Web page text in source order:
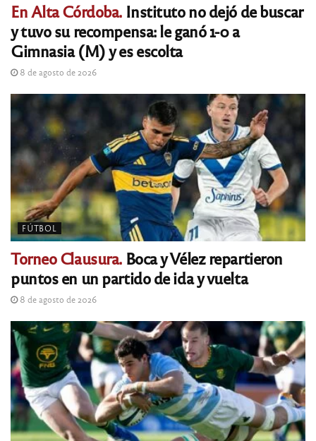
En Alta Córdoba.Instituto no dejó de buscar
y tuvo su recompensa: le ganó 1-0 a
Gimnasia (M) y es escolta
8 de agosto de 2026
FÚTBOL
Torneo Clausura.Boca y Vélez repartieron
puntos en un partido de ida y vuelta
8 de agosto de 2026